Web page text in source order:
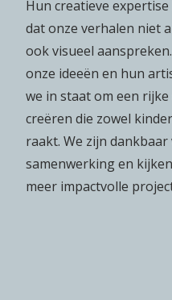
Hun creatieve
dat onze verhalen niet
ook visueel
onze ideeën en hun
we in staat om een
creëren die zowel
raakt. We zijn dankbaar
samenwerking en
meer impactvolle